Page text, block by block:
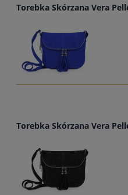
Torebka Skórzana Vera
Torebka Skórzana Vera